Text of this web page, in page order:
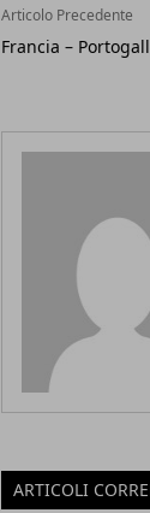
Articolo Precedente
Francia –
ARTICOLI